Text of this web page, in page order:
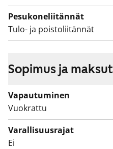
Pesukoneliitännät
Tulo- ja poistoliitännät
Sopimus ja maksut
Vapautuminen
Vuokrattu
Varallisuusrajat
Ei